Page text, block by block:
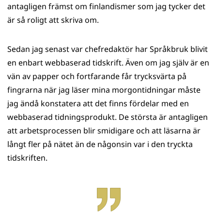
antagligen främst om finlandismer som jag tycker det
är så roligt att skriva om.
Sedan jag senast var chefredaktör har Språkbruk blivit
en enbart webbaserad tidskrift. Även om jag själv är en
vän av papper och fortfarande får trycksvärta på
fingrarna när jag läser mina morgontidningar måste
jag ändå konstatera att det finns fördelar med en
webbaserad tidningsprodukt. De största är antagligen
att arbetsprocessen blir smidigare och att läsarna är
långt fler på nätet än de någonsin var i den tryckta
tidskriften.